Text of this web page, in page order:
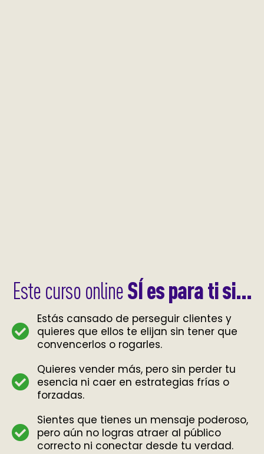
Este curso onlineSÍ es para ti si...
Estás cansado de perseguir clientes y
quieres que ellos te elijan sin tener que
convencerlos o rogarles.
Quieres vender más, pero sin perder tu
esencia ni caer en estrategias frías o
forzadas.
Sientes que tienes un mensaje poderoso,
pero aún no logras atraer al público
correcto ni conectar desde tu verdad.